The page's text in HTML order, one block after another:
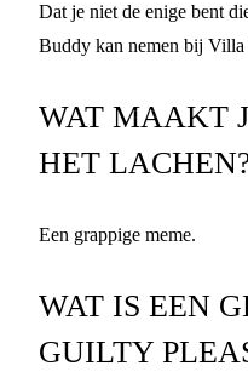
Dat je niet de enige bent
Buddy kan nemen bij Villa
WAT MAAKT
HET
Een grappige meme.
WAT IS EEN
GUILTY